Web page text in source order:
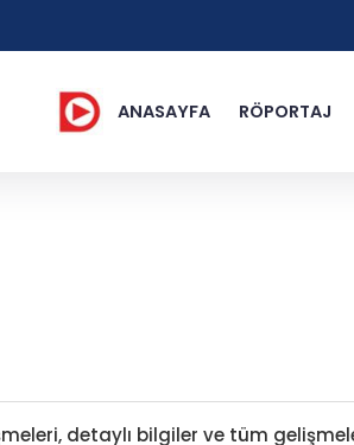
ANASAYFA RÖPORTAJ
detaylı bilgiler ve tüm